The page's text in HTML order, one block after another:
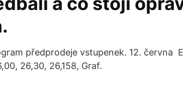
předprodeje vstupenek. 12. června
26,30, 26,158, Graf.